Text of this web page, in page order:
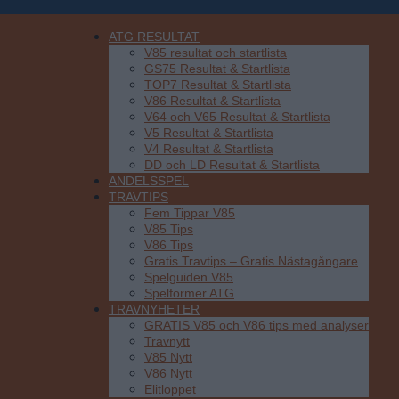
Allt
Trav
ATG RESULTAT
V85 resultat och startlista
GS75 Resultat & Startlista
TOP7 Resultat & Startlista
V86 Resultat & Startlista
V64 och V65 Resultat & Startlista
V5 Resultat & Startlista
V4 Resultat & Startlista
DD och LD Resultat & Startlista
ANDELSSPEL
TRAVTIPS
Fem Tippar V85
V85 Tips
V86 Tips
Gratis Travtips – Gratis Nästagångare
Spelguiden V85
Spelformer ATG
TRAVNYHETER
GRATIS V85 och V86 tips med analyser
Travnytt
V85 Nytt
V86 Nytt
Elitloppet